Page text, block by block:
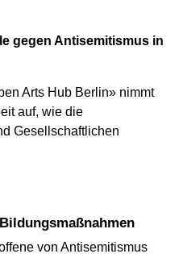
gegen Antisemitismus in
Arts Hub Berlin» nimmt
auf, wie die
Gesellschaftlichen
von Antisemitismus